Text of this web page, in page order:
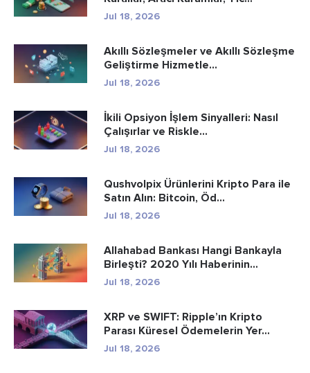
Jul 18, 2026
Akıllı Sözleşmeler ve Akıllı Sözleşme
Geliştirme Hizmetle...
Jul 18, 2026
İkili Opsiyon İşlem Sinyalleri: Nasıl
Çalışırlar ve Riskle...
Jul 18, 2026
Qushvolpix Ürünlerini Kripto Para ile
Satın Alın: Bitcoin, Öd...
Jul 18, 2026
Allahabad Bankası Hangi Bankayla
Birleşti? 2020 Yılı Haberinin...
Jul 18, 2026
XRP ve SWIFT: Ripple’ın Kripto
Parası Küresel Ödemelerin Yer...
Jul 18, 2026